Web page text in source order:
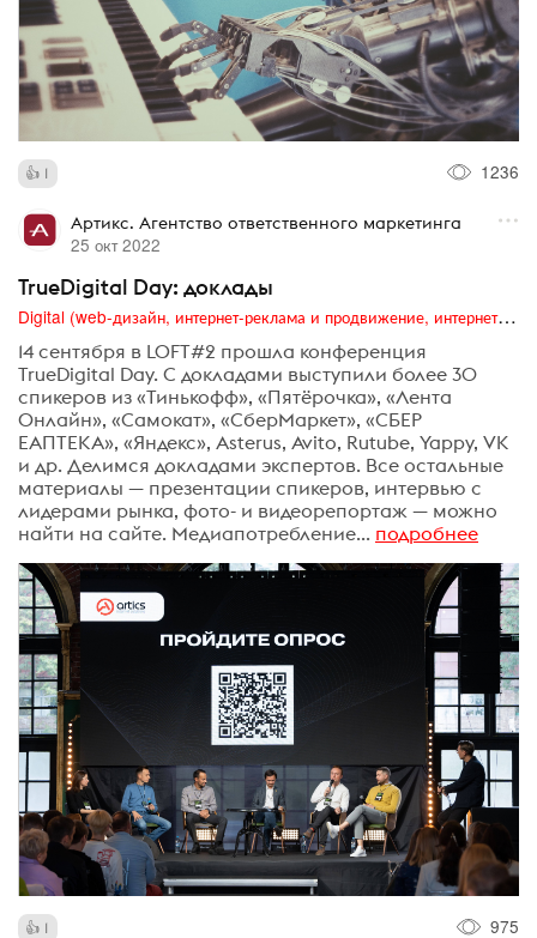
1 1236
Артикс. Агентство ответственного маркетинга
25 окт 2022
TrueDigital Day: доклады
Digital (web-дизайн, интернет-реклама и продвижение, интернет-сообщества и блоги, интернет-коммуникации, мобильный маркетинг, реклама на цифровых экранах)
14 сентября в LOFT#2 прошла конференция
TrueDigital Day. С докладами выступили более 30
спикеров из «Тинькофф», «Пятёрочка», «Лента
Онлайн», «Самокат», «СберМаркет», «СБЕР
ЕАПТЕКА», «Яндекс», Asterus, Avito, Rutube, Yappy, VK
и др. Делимся докладами экспертов. Все остальные
материалы — презентации спикеров, интервью с
лидерами рынка, фото- и видеорепортаж — можно
найти на сайте. Медиапотребление... подробнее
1 975